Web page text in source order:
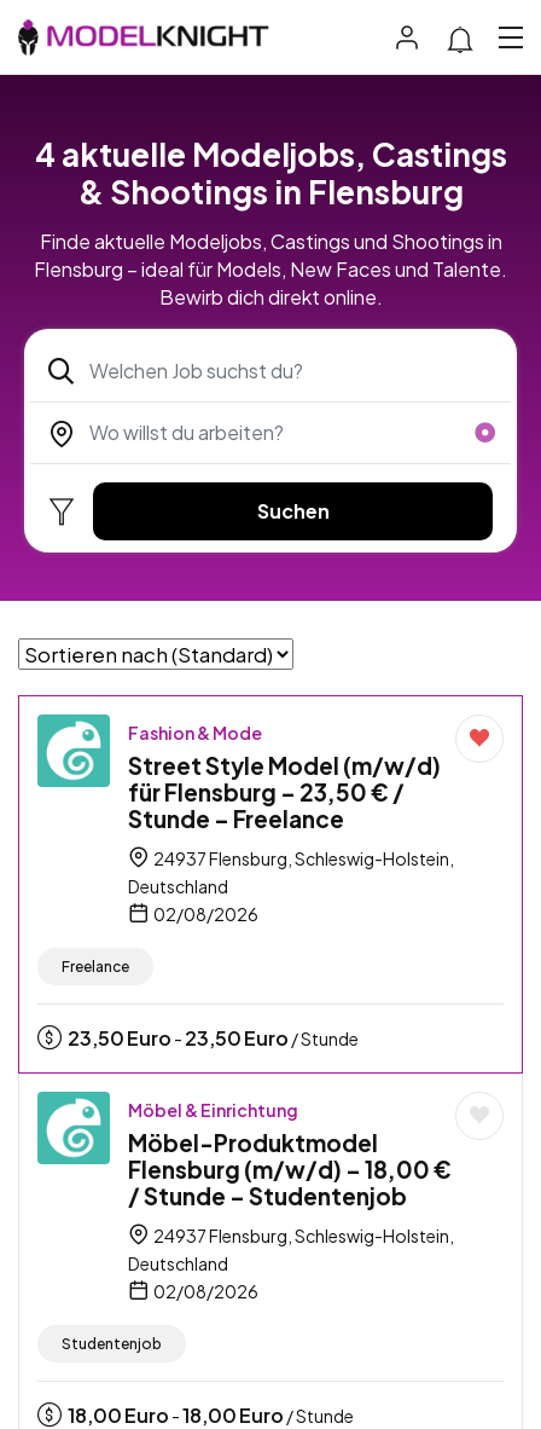
4 aktuelle Modeljobs, Castings
& Shootings in Flensburg
Finde aktuelle Modeljobs, Castings und Shootings in
Flensburg – ideal für Models, New Faces und Talente.
Bewirb dich direkt online.
Suchen
Fashion & Mode
Street Style Model (m/w/d)
für Flensburg – 23,50 € /
Stunde – Freelance
24937 Flensburg, Schleswig-Holstein,
Deutschland
02/08/2026
Freelance
23,50Euro - 23,50Euro / Stunde
Möbel & Einrichtung
Möbel-Produktmodel
Flensburg (m/w/d) – 18,00 €
/ Stunde – Studentenjob
24937 Flensburg, Schleswig-Holstein,
Deutschland
02/08/2026
Studentenjob
18,00Euro -18,00Euro / Stunde